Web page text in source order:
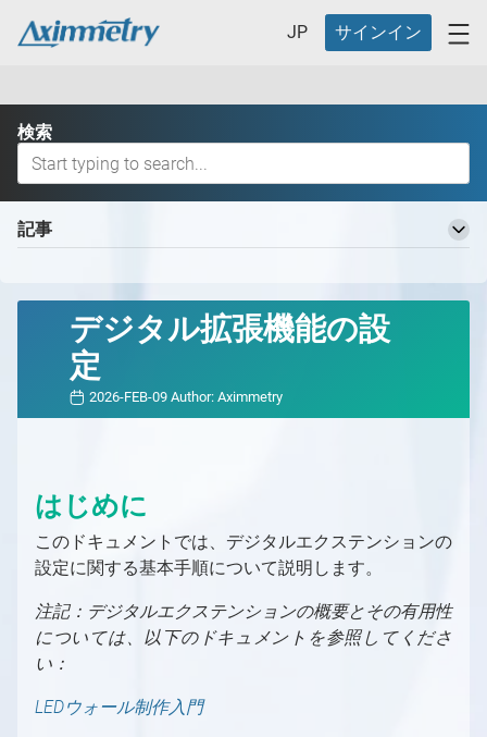
JP サインイン
検索
記事
Aximmetry 知識ベースへようこそ
バーチャルプロダクションワークフロー
バーチャルプロダクションの定義とそのメリット
バーチャルプロダクション用の異なるスタジオ
バーチャルプロダクション用の異なるスタジオ
グリーンスクリーン
LEDウォール
AR（拡張現実）
固定カメラか移動カメラか？
Aximmetry レンダリング・コンポーネント
Aximmetry ソフトウェアパッケージ
必要なライセンス数は？
ソフトウェアバージョン履歴
PC
ソフトウェア環境
対応GPU
キャプチャカード
Mac対応
プロフェッショナルカメラとオブジェクトトラ
ッキングシステム
インターフェース
SDI
コントローラー
これから始めるAximmetry入門
Aximmetry を使用するユーザー
Aximmetryのインストールする方法
Aximmetry Composer
起動設定
パネルの概要
Aximmetry Eye
有線接続によるAximmetry Eyeの使い方
Aximmetry Instant
Aximmetry Instant とは何ですか？
バーチャルプロダクション用の入力/出力の設定
バーチャルプロダクション用の入力/出力の設定
の概要
デバイスマッピング
ビデオ
HDR 入力と出力
GPIO入力/出力設定
AximmetryでMOSを設定する方法
対応ファイル形式、エンコーダー、デコーダー
トラッキング
トラッキングの概要
トラッキングシステムとは何か、その用途は？
トラッキングシステムの種類
トラッキングシステムユニットの設定
トラッキングシステムユニットの設定
グラフィックとバーチャルアセットの取得
グラフィックとバーチャルアセットの取得の概
要
モデルの準備
AX Scene Editor 導入ガイド
グリーンスクリーン制作
グリーンスクリーン制作の概要
チャルカメラ）
トラッキングカメラワークフロー
スタジオ設定例（グリーンスクリーン、トラ
LEDウォール制作
LEDウォール制作の概要
デジタル拡張機能の設
定
2026-FEB-09 Author: Aximmetry
はじめに
このドキュメントでは、デジタルエクステンションの
設定に関する基本手順について説明します。
注記：デジタルエクステンションの概要とその有用性
については、以下のドキュメントを参照してくださ
い：
LEDウォール制作入門